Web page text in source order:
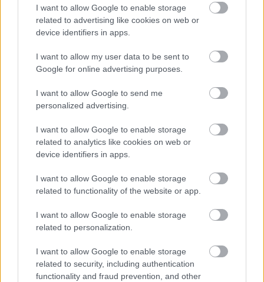
I want to allow Google to enable storage
related to advertising like cookies on web or
device identifiers in apps.
I want to allow my user data to be sent to
Google for online advertising purposes.
I want to allow Google to send me
personalized advertising.
I want to allow Google to enable storage
related to analytics like cookies on web or
device identifiers in apps.
I want to allow Google to enable storage
related to functionality of the website or app.
I want to allow Google to enable storage
related to personalization.
I want to allow Google to enable storage
related to security, including authentication
functionality and fraud prevention, and other
Mert nekik még nagyon fontos hogy a paplanjuk, a
világuk színei vidámak, kedvesek és színesek
legyenek. Hiába lenne praktikusabb a gyors
óvodás korú gyermeknek inkább nem ajánlott.
világos alapszíneket,
barátságos formákat, és esetleg ismert mesehősöket
is felvonultat. A kutyusos, bárányos és az autós
Ovis ágynemű allergia esetén
Sajnos gyakoribbá váltak a légúti problémák,
allergiák az ovisok körében is. vannak kimondottan
atka stop ovis ágyneműk, melynek fedőanyaga
pamut, ezért nem töltődnek statikus
elektromossággal, így nem vonzza a levegőben
szálló port. Komolyabb allergia esetén pedig
érdemes medisan terméket választani, ami jól viseli
a 95 fokos főzőmosást is, ami asztma esetén a
szükséges fertőtlenítő mosást biztosítja.